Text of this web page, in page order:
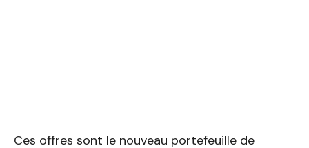
Ces offres sont le nouveau portefeuille de